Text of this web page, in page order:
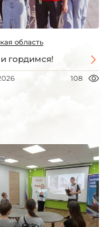
область
гордимся!
108